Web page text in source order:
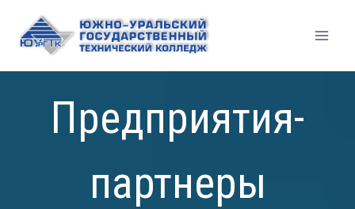
содержимому
Предприятия-
партнеры